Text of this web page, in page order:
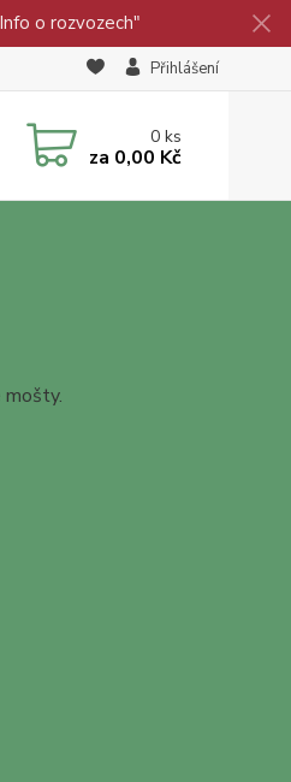
o rozvozech"
Přihlášení
0ks
za 0,00 Kč
mošty.